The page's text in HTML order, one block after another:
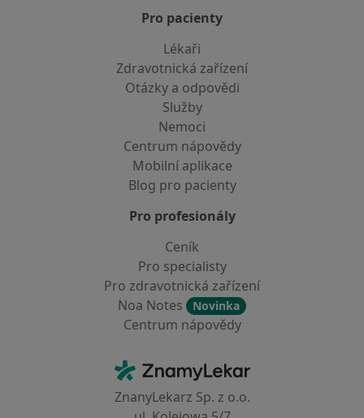
Pro pacienty
Lékaři
Zdravotnická zařízení
Otázky a odpovědi
Služby
Nemoci
Centrum nápovědy
Mobilní aplikace
Blog pro pacienty
Pro profesionály
Ceník
Pro specialisty
Pro zdravotnická zařízení
Noa Notes
Novinka
Centrum nápovědy
ZnamyLekar - Hlavní stránka
ZnanyLekarz Sp. z o.o.